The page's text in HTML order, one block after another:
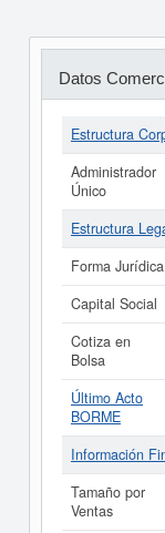
Datos
Estructura
Administrador
Único
Estructura
Forma Jurídica
Capital Social
Cotiza en
Bolsa
Último Acto
BORME
Información
Tamaño por
Ventas